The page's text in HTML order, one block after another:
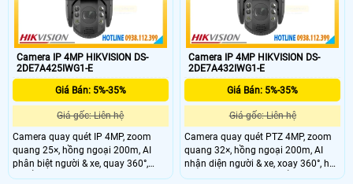
Camera IP 4MP HIKVISION DS-
2DE7A425IWG1-E
Giá Bán: 5%-35%
Giá gốc: Liên hệ
Camera quay quét IP 4MP, zoom
quang 25×, hồng ngoại 200m, AI
phân biệt người & xe, quay 360°,
chuẩn IP67 ngoài trời.
Camera IP 4MP HIKVISION DS-
2DE7A432IWG1-E
Giá Bán: 5%-35%
Giá gốc: Liên hệ
Camera quay quét PTZ 4MP, zoom
quang 32×, hồng ngoại 200m, AI
nhận diện người & xe, xoay 360°, hỗ
trợ Smart Tracking, chuẩn IP67.